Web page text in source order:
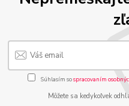
Súhlasím sospracovaním
Môžete sa kedykoľvek